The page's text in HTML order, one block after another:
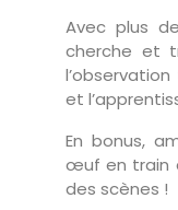
Avec plus
cherche et
et
En bonus,
œuf en train
des scènes !